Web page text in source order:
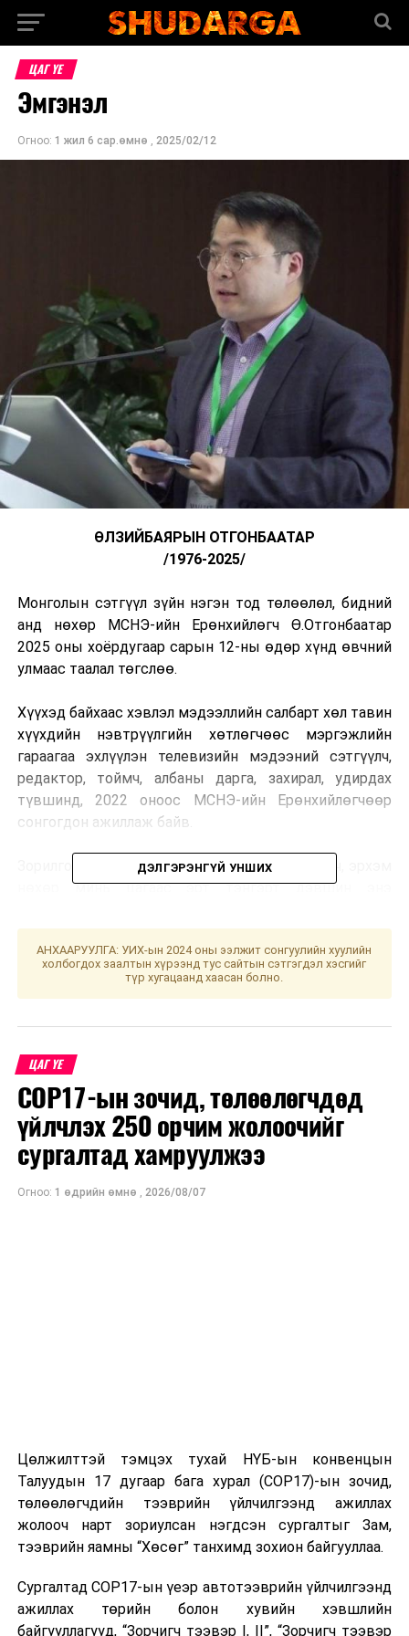
ЦАГ ҮЕ
Эмгэнэл
Огноо: 1 жил 6 сар.өмнө , 2025/02/12
ӨЛЗИЙБАЯРЫН ОТГОНБААТАР
/1976-2025/
Монголын сэтгүүл зүйн нэгэн тод төлөөлөл, бидний
анд нөхөр МСНЭ-ийн Ерөнхийлөгч Ө.Отгонбаатар
2025 оны хоёрдугаар сарын 12-ны өдөр хүнд өвчний
улмаас таалал төгслөө.
Хүүхэд байхаас хэвлэл мэдээллийн салбарт хөл тавин
хүүхдийн нэвтрүүлгийн хөтлөгчөөс мэргэжлийн
гараагаа эхлүүлэн телевизийн мэдээний сэтгүүлч,
редактор, тоймч, албаны дарга, захирал, удирдах
түвшинд, 2022 оноос МСНЭ-ийн Ерөнхийлөгчөөр
сонгогдон ажиллаж байв.
Зорилго, зориг золбоо дүүрэн хамтран зүтгэгч, эрхэм
нөхөр минь цагаас эрт тэнгэрт дэвшин энэ
одсонд гүнээ харуусан эмгэнэн гашуудаж байна.
МСНЭ-ийн Удирдах зөвлөл
Допингийн шинжилгээнд хамруулсан 64 бөхийн нэрийг
зарлалаа
ӨМНӨХ МЭДЭЭ
Трамбайны замын төлөвлөлтийн трассын шийдлийг
хэлэлцлээ
ДЭЛГЭРЭНГҮЙ УНШИХ
АНХААРУУЛГА: УИХ-ын 2024 оны ээлжит сонгуулийн хуулийн
холбогдох заалтын хүрээнд тус сайтын сэтгэгдэл хэсгийг
түр хугацаанд хаасан болно.
ЦАГ ҮЕ
COP17-ын зочид, төлөөлөгчдөд
үйлчлэх 250 орчим жолоочийг
сургалтад хамруулжээ
Огноо: 1 өдрийн өмнө , 2026/08/07
Цөлжилттэй тэмцэх тухай НҮБ-ын конвенцын
Талуудын 17 дугаар бага хурал (COP17)-ын зочид,
төлөөлөгчдийн тээврийн үйлчилгээнд ажиллах
жолооч нарт зориулсан нэгдсэн сургалтыг Зам,
тээврийн яамны “Хөсөг” танхимд зохион байгууллаа.
Сургалтад COP17-ын үеэр автотээврийн үйлчилгээнд
ажиллах төрийн болон хувийн хэвшлийн
байгууллагууд, “Зорчигч тээвэр I, II”, “Зорчигч тээвэр